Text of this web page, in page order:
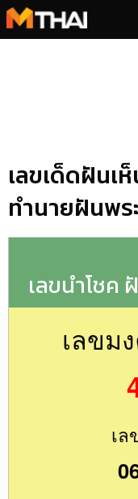
Skip
to
เลขเด็ดฝันเ
ทำนายฝันพ
เลขนำโชค
เลขม
เล